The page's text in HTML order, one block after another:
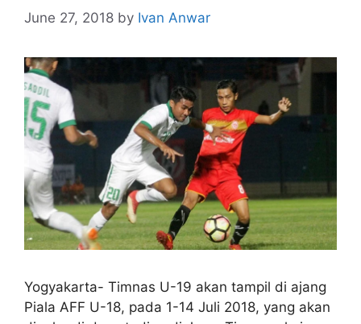
June 27, 2018 by Ivan Anwar
Yogyakarta- Timnas U-19 akan tampil di ajang
Piala AFF U-18, pada 1-14 Juli 2018, yang akan